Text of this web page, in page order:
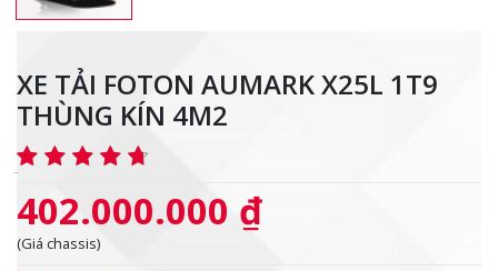
XE TẢI FOTON AUMARK X25L 1T9
THÙNG KÍN 4M2
402.000.000 ₫
(Giá chassis)